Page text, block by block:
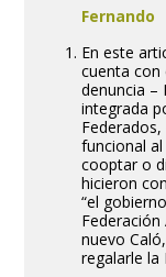
Fernando
En este
cuenta con
denuncia –
integrada
funcional
cooptar o
hicieron
“el
Federación
nuevo
regalarle la